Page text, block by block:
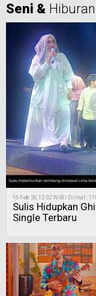
Seni & Hiburan
16 Feb 26, 12:32 WIB | Dilihat :
Sulis Hidupkan
Single Terbaru